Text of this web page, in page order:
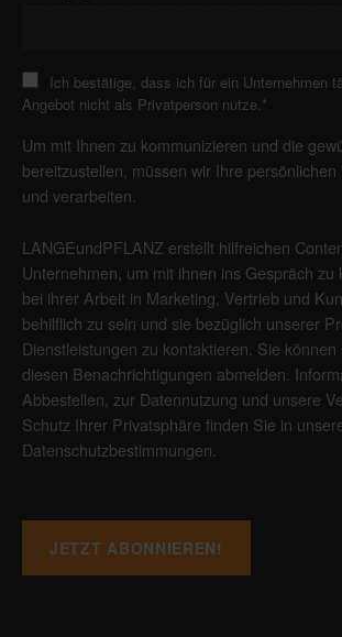
Ich bestätige, dass ich für ein Unternehmen
Angebot nicht als Privatperson nutze.*
Um mit Ihnen zu kommunizieren und die
bereitzustellen, müssen wir Ihre
und verarbeiten.
LANGEundPFLANZ erstellt hilfreichen
Unternehmen, um mit ihnen ins Gespräch zu
bei ihrer Arbeit in Marketing, Vertrieb und
behilflich zu sein und sie bezüglich unserer
Dienstleistungen zu kontaktieren. Sie
diesen Benachrichtigungen abmelden.
Abbestellen, zur Datennutzung und unsere
Schutz Ihrer Privatsphäre finden Sie in
Datenschutzbestimmungen